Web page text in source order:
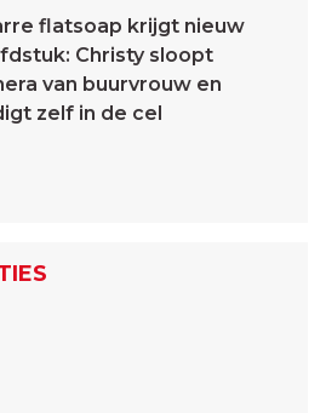
flatsoap krijgt nieuw
Christy sloopt
van buurvrouw en
zelf in de cel